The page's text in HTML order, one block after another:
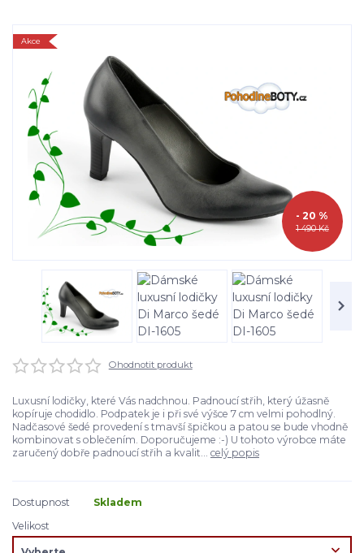
Akce
1 490 Kč
- 20 %
Ohodnotit produkt
Luxusní lodičky, které Vás nadchnou. Padnoucí střih, který úžasně
kopíruje chodidlo. Podpatek je i při své výšce 7 cm velmi pohodlný.
Nadčasové šedé provedení s tmavší špičkou a patou se bude vhodně
kombinovat s oblečením. Doporučujeme :-) U tohoto výrobce máte
zaručený dobře padnoucí střih a kvalit... celý popis
Dostupnost
Skladem
Velikost